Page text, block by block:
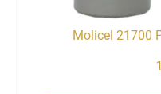
Molicel 21700